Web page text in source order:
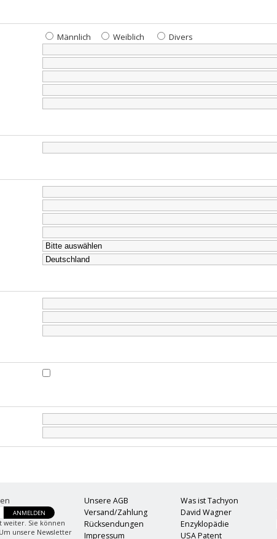
Männlich Weiblich
Divers
ANMELDEN
weiter. Sie können
unsere Newsletter
Unsere AGB
Versand/Zahlung
Rücksendungen
Impressum
Was ist Tachyon
David Wagner
Enzyklopädie
USA Patent